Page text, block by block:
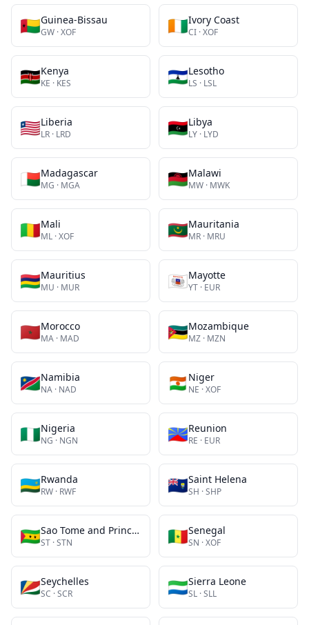
🇬🇼Guinea-Bissau
GW ·XOF 🇨🇮Ivory Coast
CI ·XOF
🇰🇪Kenya
KE · KES 🇱🇸Lesotho
LS · LSL
🇱🇷Liberia
LR · LRD 🇱🇾Libya
LY · LYD
🇲🇬Madagascar
MG · MGA 🇲🇼Malawi
MW · MWK
🇲🇱Mali
ML ·XOF 🇲🇷Mauritania
MR · MRU
🇲🇺Mauritius
MU · MUR 🇾🇹Mayotte
YT · EUR
🇲🇦Morocco
MA · MAD 🇲🇿Mozambique
MZ · MZN
🇳🇦Namibia
NA · NAD 🇳🇪 Niger
NE ·XOF
🇳🇬Nigeria
NG · NGN 🇷🇪Reunion
RE · EUR
🇷🇼Rwanda
RW · RWF 🇸🇭Saint Helena
SH ·SHP
🇸🇹 Sao Tome and Principe
ST ·STN 🇸🇳Senegal
SN ·XOF
🇸🇨Seychelles
SC ·SCR 🇸🇱Sierra Leone
SL ·SLL